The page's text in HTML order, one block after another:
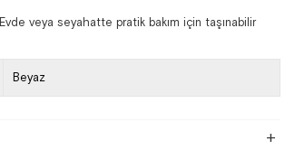
Evde veya seyahatte pratik bakım için taşınabilir
Beyaz